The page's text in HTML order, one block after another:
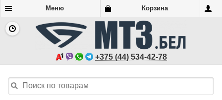
Меню Корзина
+375 (44) 534-42-78